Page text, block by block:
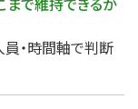
・時間軸で判断